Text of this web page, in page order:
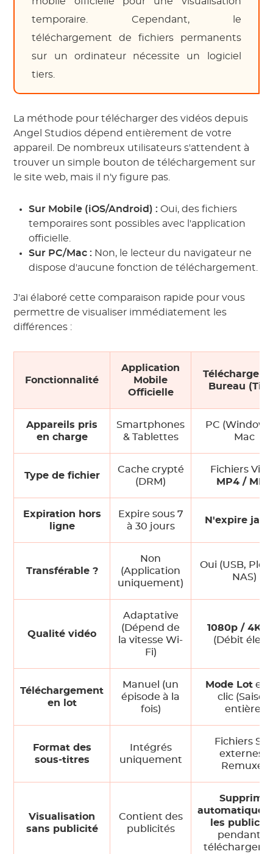
temporaire. Cependant, le
téléchargement de fichiers permanents
sur un ordinateur nécessite un logiciel
tiers.
La méthode pour télécharger des vidéos depuis
Angel Studios dépend entièrement de votre
appareil. De nombreux utilisateurs s'attendent à
trouver un simple bouton de téléchargement sur
le site web, mais il n'y figure pas.
Sur Mobile (iOS/Android) : Oui, des fichiers
temporaires sont possibles avec l'application
officielle.
Sur PC/Mac : Non, le lecteur du navigateur ne
dispose d'aucune fonction de téléchargement.
J'ai élaboré cette comparaison rapide pour vous
permettre de visualiser immédiatement les
différences :
Fonctionnalité
Application
Mobile
Officielle
Téléchargeur
Bureau
Appareils pris
en charge
Smartphones
& Tablettes
PC
Mac
Type de fichier
Cache crypté
(DRM)
Fichiers
MP4 / MKV
Expiration hors
ligne
Expire sous 7
à 30 jours
N'expire
Transférable ?
Non
(Application
uniquement)
Oui (USB, Plex,
NAS)
Qualité vidéo
Adaptative
(Dépend de
la vitesse Wi-
Fi)
1080p / 4K
(Débit
Téléchargement
en lot
Manuel (un
épisode à la
fois)
Mode Loten
clic (Saison
entière)
Format des
sous-titres
Intégrés
uniquement
Fichiers
externes /
Remuxés
Visualisation
sans publicité
Contient des
publicités
Supprime
les
pendant le